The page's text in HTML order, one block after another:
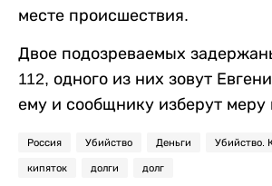
месте происшествия.
Двое подозреваемых
112, одного из них зовут
ему и сообщнику изберут меру
Россия Убийство Деньги Убийство.
кипяток долги долг